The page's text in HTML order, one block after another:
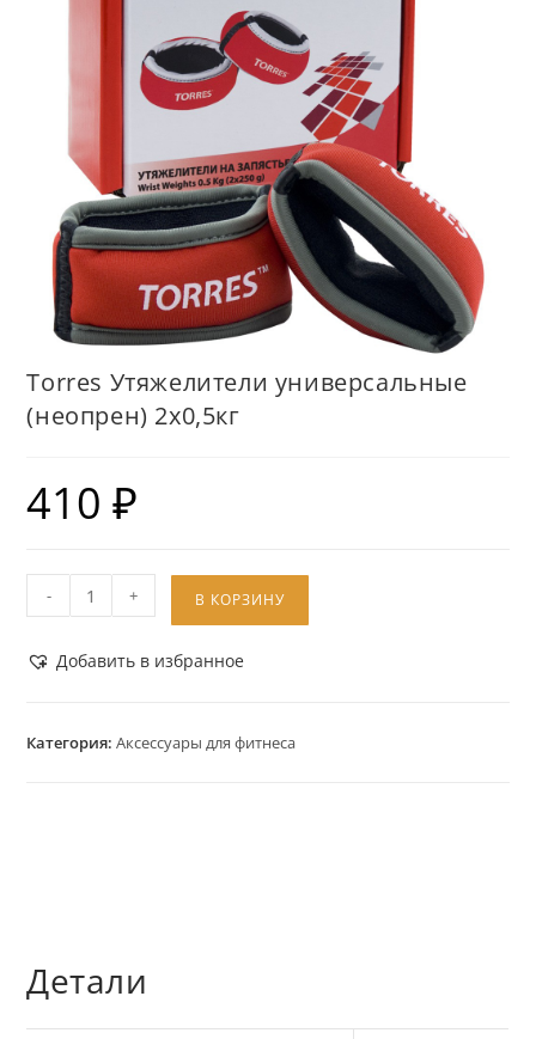
Torres Утяжелители универсальные
(неопрен) 2х0,5кг
410₽
- + В КОРЗИНУ
Добавить в избранное
Категория:Аксессуары для фитнеса
Детали